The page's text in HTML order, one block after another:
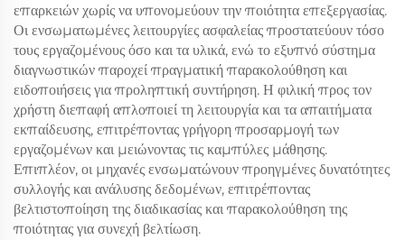
επαρκειών χωρίς να υπονομεύουν την ποιότητα επεξεργασίας.
Οι ενσωματωμένες λειτουργίες ασφαλείας προστατεύουν τόσο
τους εργαζομένους όσο και τα υλικά, ενώ το εξυπνό σύστημα
διαγνωστικών παροχεί πραγματική παρακολούθηση και
ειδοποιήσεις για προληπτική συντήρηση. Η φιλική προς τον
χρήστη διεπαφή απλοποιεί τη λειτουργία και τα απαιτήματα
εκπαίδευσης, επιτρέποντας γρήγορη προσαρμογή των
εργαζομένων και μειώνοντας τις καμπύλες μάθησης.
Επιπλέον, οι μηχανές ενσωματώνουν προηγμένες δυνατότητες
συλλογής και ανάλυσης δεδομένων, επιτρέποντας
βελτιστοποίηση της διαδικασίας και παρακολούθηση της
ποιότητας για συνεχή βελτίωση.